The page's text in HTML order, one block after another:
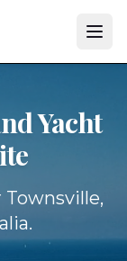
Yacht
Townsville,